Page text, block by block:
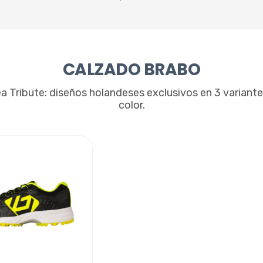
CALZADO BRABO
Tribute: diseños holandeses exclusivos en 3
color.